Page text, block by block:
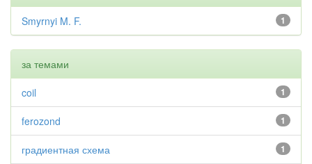
1
Smyrnyi M. F.
за темами
1
coil
1
ferozond
1
градиентная схема